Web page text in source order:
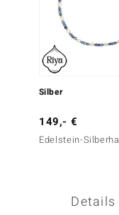
Collection
BY DE MELO
Silber
149,- €
Edelstein-